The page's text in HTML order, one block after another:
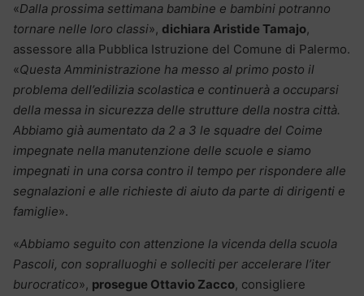
«Dalla prossima settimana bambine e bambini potranno
tornare nelle loro classi», dichiara Aristide Tamajo,
assessore alla Pubblica Istruzione del Comune di Palermo.
«Questa Amministrazione ha messo al primo posto il
problema dell’edilizia scolastica e continuerà a occuparsi
della messa in sicurezza delle strutture della nostra città.
Abbiamo già aumentato da 2 a 3 le squadre del Coime
impegnate nella manutenzione delle scuole e siamo
impegnati in una corsa contro il tempo per rispondere alle
segnalazioni e alle richieste di aiuto da parte di dirigenti e
famiglie».
«Abbiamo seguito con attenzione la vicenda della scuola
Pascoli, con sopralluoghi e solleciti per accelerare l’iter
burocratico», prosegue Ottavio Zacco, consigliere